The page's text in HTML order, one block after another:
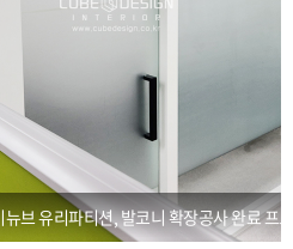
브 유리파티션, 발코니 확장공사 완료 프